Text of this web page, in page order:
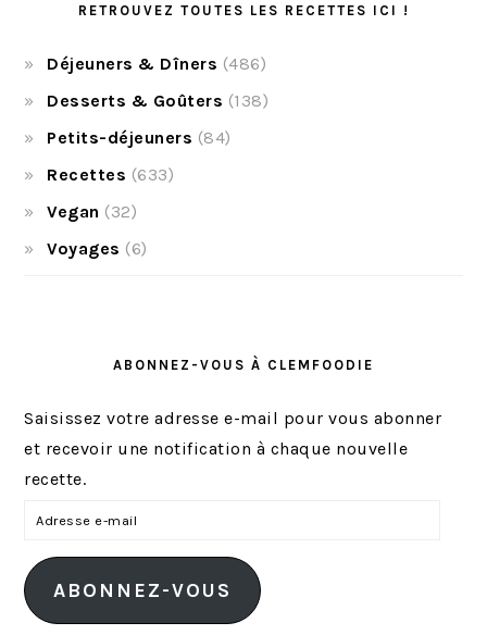
RETROUVEZ TOUTES LES RECETTES ICI !
Déjeuners & Dîners (486)
Desserts & Goûters (138)
Petits-déjeuners (84)
Recettes (633)
Vegan (32)
Voyages (6)
ABONNEZ-VOUS À CLEMFOODIE
Saisissez votre adresse e-mail pour vous abonner
et recevoir une notification à chaque nouvelle
recette.
r
e
ABONNEZ-VOUS